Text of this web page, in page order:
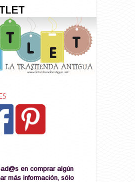
en comprar algún
más información, sólo